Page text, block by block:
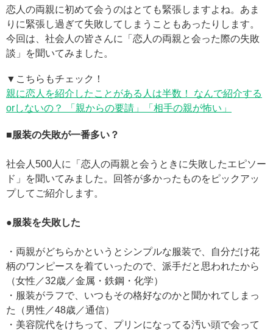
恋人の両親に初めて会うのはとても緊張しますよね。あま
りに緊張し過ぎて失敗してしまうこともあったりします。
今回は、社会人の皆さんに「恋人の両親と会った際の失敗
談」を聞いてみました。
▼こちらもチェック！
親に恋人を紹介したことがある人は半数！ なんで紹介する
orしないの？ 「親からの要請」「相手の親が怖い」
■服装の失敗が一番多い？
社会人500人に「恋人の両親と会うときに失敗したエピソー
ド」を聞いてみました。回答が多かったものをピックアッ
プしてご紹介します。
●服装を失敗した
・両親がどちらかというとシンプルな服装で、自分だけ花
柄のワンピースを着ていったので、派手だと思われたから
（女性／32歳／金属・鉄鋼・化学）
・服装がラフで、いつもその格好なのかと聞かれてしまっ
た（男性／48歳／通信）
・美容院代をけちって、プリンになってる汚い頭で会って